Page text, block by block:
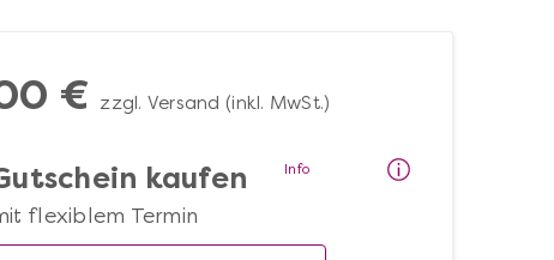
€ zzgl. Versand (inkl. MwSt.)
kaufen
flexiblem Termin
Info